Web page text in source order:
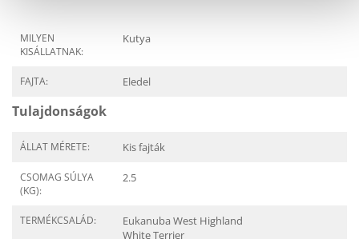
MILYEN
KISÁLLATNAK:
Kutya
FAJTA: Eledel
Tulajdonságok
ÁLLAT MÉRETE: Kis fajták
CSOMAG SÚLYA
(KG):
2.5
TERMÉKCSALÁD:
Eukanuba West Highland
White Terrier